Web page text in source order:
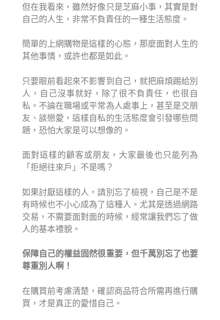
但在我看來，雖然好像只是芝麻小事，其實是對
自己的人生，非常不負責任的一種生活態度。
簡單的上網購物是這樣的心態，那麼面對人生的
其他事情，或許也都是如此。
只要眼前看起來不影響到自己，就把麻煩踢給別
人，自己沒事就好，除了很不負責任，也很自
私。不論在職場或平常為人處事上，甚至是交朋
友、談戀愛，這樣自私的生活態度會引發哪些問
題，恐怕大家是可以想像的。
面對這樣的顧客或朋友，大家最後也只能列為
「拒絕往來戶」不是嗎？
如果討厭這樣的人，請別忘了檢視，自己是不是
有時候也不小心成為了這種人。尤其是透過網路
交易，不需要面對面的時候，經常讓我們忘了做
人的基本禮貌。
保障自己的權益固然很重要，但千萬別忘了也要
尊重別人啊！
在購買前考慮清楚，確認商品符合所需再進行購
買，才是真正的愛惜自己。